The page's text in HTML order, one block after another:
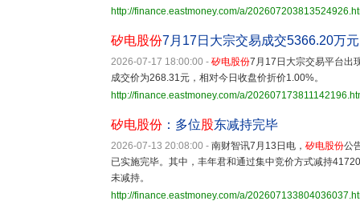
http://finance.eastmoney.com/a/
矽电股份7月17日大宗交易成交5366.20万元
2026-07-17 18:00:00 - 矽电股份7月17日大宗交易平台出
成交价为268.31元，相对今日收盘价折价1.00%。
http://finance.eastmoney.com/a/
矽电股份 ：多位股东减持完毕
2026-07-13 20:08:00 - 南财智讯7月13日电， 矽电股份公
已实施完毕。其中，丰年君和通过集中竞价方式减持
未减持。
http://finance.eastmoney.com/a/